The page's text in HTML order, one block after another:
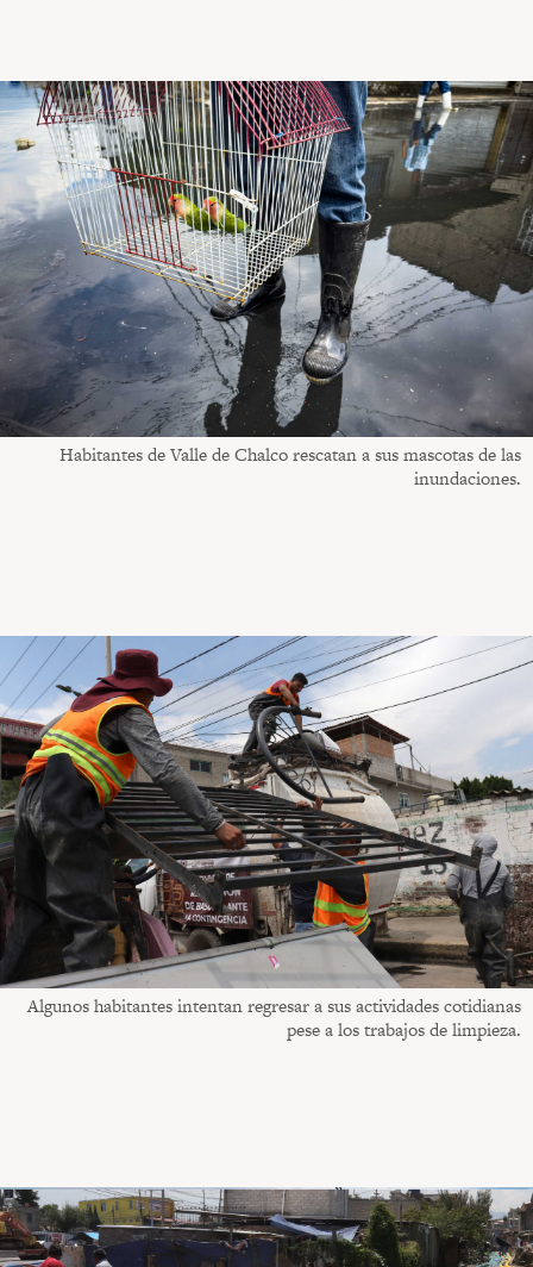
Habitantes de Valle de Chalco rescatan a sus mascotas de las
inundaciones.
Algunos habitantes intentan regresar a sus actividades cotidianas
pese a los trabajos de limpieza.